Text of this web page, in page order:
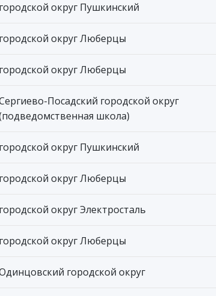
городской округ Пушкинский
городской округ Люберцы
городской округ Люберцы
Посадский городской округ
школа)
городской округ Пушкинский
городской округ Люберцы
городской округ Электросталь
городской округ Люберцы
городской округ